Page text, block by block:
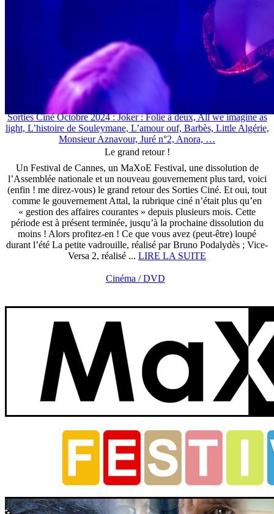
Sorties Ciné Octobre 2024 : Joker : Folie à deux, All we imagine as
light, L’histoire de Souleymane, L’amour ouf, Barbès, Little Algérie,
Monsieur Aznavour, Juré n°2, Anora, …
Le grand retour !
Un Festival de Cannes, un MaXoE Festival, une dissolution de
l’Assemblée nationale et un nouveau gouvernement plus tard, voici
(enfin ! me direz-vous) le grand retour des Sorties Ciné. Et oui, tout
comme le gouvernement Attal, la rubrique ciné n’était plus qu’en
« gestion des affaires courantes » depuis plusieurs mois. Cette
période est à présent terminée, jusqu’à la prochaine dissolution du
moins ! Alors profitez-en ! Ce que vous avez (peut-être) loupé
durant l’été La petite vadrouille, réalisé par Bruno Podalydès ; Vice-
Versa 2, réalisé ... LIRE LA SUITE
Cinéma / DVD